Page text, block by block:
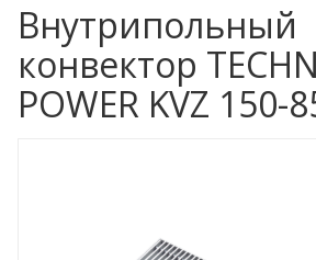
Внутрипольный
конвектор
POWER KVZ 150-